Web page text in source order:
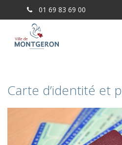
01 69 83 69 00
Carte d’identité et